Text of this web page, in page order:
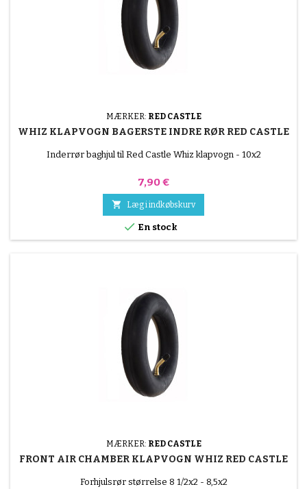
MÆRKER: RED CASTLE
WHIZ KLAPVOGN BAGERSTE INDRE RØR RED CASTLE
Inderrør baghjul til Red Castle Whiz klapvogn - 10x2
Pris
7,90 €
 Læg i indkøbskurv
 En stock
MÆRKER: RED CASTLE
FRONT AIR CHAMBER KLAPVOGN WHIZ RED CASTLE
Forhjulsrør størrelse 8 1/2x2 - 8,5x2